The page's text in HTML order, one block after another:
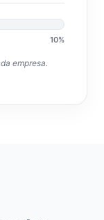
10%
empresa.